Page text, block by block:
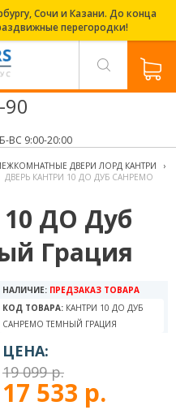
Сочи и Казани. До конца
перегородки!
ВС 9:00-20:00
ДВЕРИ ЛОРД КАНТРИ
›
ДВЕРЬ КАНТРИ 10 ДО ДУБ САНРЕМО
ДО Дуб
Грация
НАЛИЧИЕ: ПРЕДЗАКАЗ ТОВАРА
КОД ТОВАРА: КАНТРИ 10 ДО ДУБ
САНРЕМО ТЕМНЫЙ ГРАЦИЯ
ЦЕНА:
19 099 р.
17 533 р.